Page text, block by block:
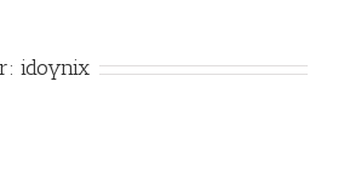
idoynix